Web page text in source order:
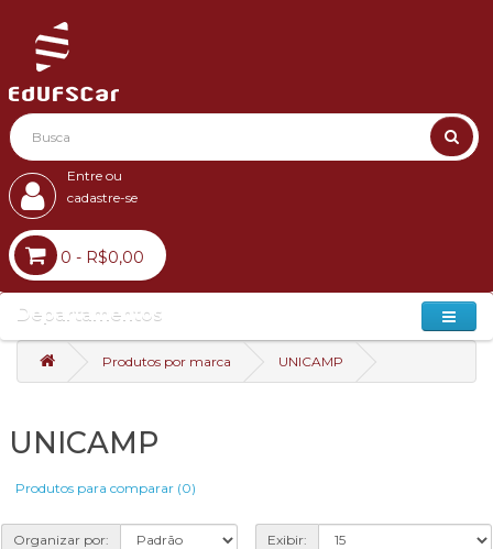
Entre ou
cadastre-se
0 - R$0,00
Departamentos
Produtos por marca UNICAMP
UNICAMP
Produtos para comparar (0)
Organizar por: Exibir: